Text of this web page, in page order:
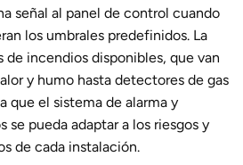
señal al panel de control cuando
los umbrales predefinidos. La
incendios disponibles, que van
y humo hasta detectores de gas
que el sistema de alarma y
pueda adaptar a los riesgos y
de cada instalación.